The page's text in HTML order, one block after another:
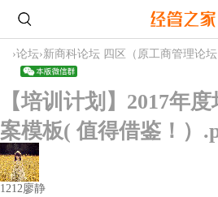
›论坛›新商科论坛 四区（原工商管理论坛
【培训计划】2017年
案模板( 值得借鉴！）
1212廖静